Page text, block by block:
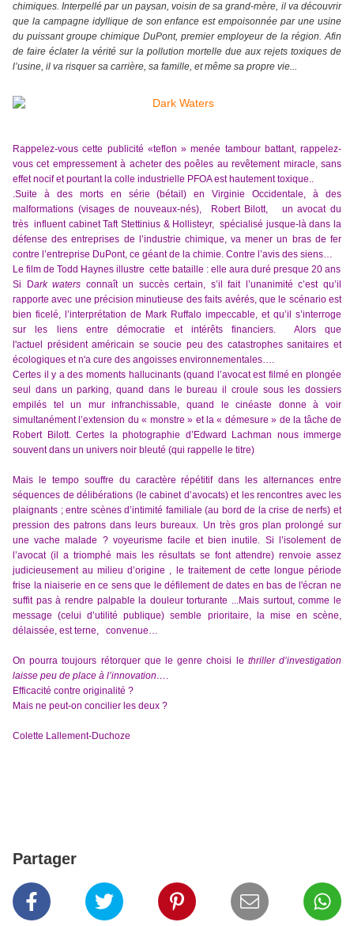
chimiques. Interpellé par un paysan, voisin de sa grand-mère, il va découvrir
que la campagne idyllique de son enfance est empoisonnée par une usine
du puissant groupe chimique DuPont, premier employeur de la région. Afin
de faire éclater la vérité sur la pollution mortelle due aux rejets toxiques de
l’usine, il va risquer sa carrière, sa famille, et même sa propre vie...
Rappelez-vous cette publicité «teflon » menée tambour battant, rappelez-
vous cet empressement à acheter des poêles au revêtement miracle, sans
effet nocif et pourtant la colle industrielle PFOA est hautement toxique..
.Suite à desmorts en série (bétail)en Virginie Occidentale,àdes
malformations (visages de nouveaux-nés), Robert Bilott, un avocat du
très influent cabinet Taft Stettinius & Hollisteyr, spécialisé jusque-làdans la
défense des entreprises de l’industrie chimique,vamener un bras de fer
contre l’entreprise Du Pont, ce géant de la chimie. Contre l’avis des siens…
Le film de Todd Haynes illustre cette bataille : elle aura duré presque 20 ans
Si Dark waters connaît un succès certain, s’il fait l’unanimité c’est qu’il
rapporte avec une précision minutieuse des faits avérés, que le scénario est
bien ficelé, l’interprétation de Mark Ruffalo impeccable, et qu’il s’interroge
sur les liens entre démocratie et intérêts financiers. Alors que
l'actuel président américain se soucie peu des catastrophes sanitaires et
écologiques etn'a cure des angoisses environnementales….
Certes il y a des moments hallucinants (quand l’avocat est filmé en plongée
seul dans un parking, quand dans le bureau il croule sous les dossiers
empilés tel un mur infranchissable, quand le cinéaste donne à voir
simultanément l’extension du « monstre » et la « démesure » de la tâche de
Robert Bilott. Certes la photographie d’Edward Lachman nous immerge
souvent dans un univers noir bleuté (qui rappelle le titre)
Mais le tempo souffre du caractère répétitif dans les alternances entre
séquences de délibérations (le cabinet d’avocats) et les rencontres avec les
plaignants ; entre scènes d’intimité familiale(au bord de la crise de nerfs)et
pression des patrons dans leurs bureaux. Un très gros plan prolongé sur
une vache malade ? voyeurisme facile et bien inutile. Si l’isolement de
l’avocat (il a triomphé mais les résultats se font attendre) renvoie assez
judicieusement au milieu d’origine , le traitement de cette longue période
frise la niaiserie en ce sens que le défilement de dates en bas de l'écran ne
suffit pas à rendre palpable la douleur torturante ...Mais surtout, comme le
message (celui d’utilité publique) semble prioritaire, la mise en scène,
délaissée, est terne, convenue…
On pourra toujours rétorquer que legenre choisi le thriller d’investigation
laisse peu de place à l’innovation… .
Efficacité contre originalité ?
Mais ne peut-on concilier les deux ?
Colette Lallement-Duchoze
Partager